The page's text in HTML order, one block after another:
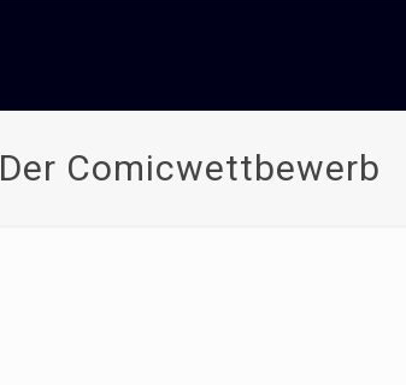
Der Comicwettbewerb